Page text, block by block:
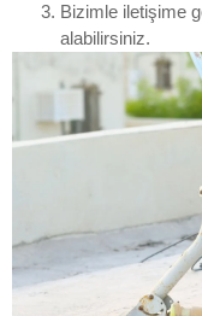
Bizimle iletişime
alabilirsiniz.